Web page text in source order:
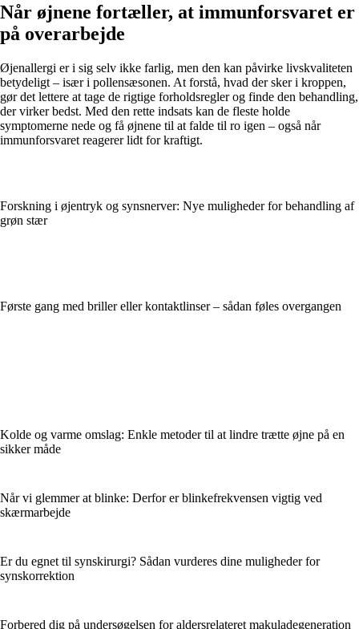
Når øjnene fortæller, at immunforsvaret er
på overarbejde
Øjenallergi er i sig selv ikke farlig, men den kan påvirke livskvaliteten
betydeligt – især i pollensæsonen. At forstå, hvad der sker i kroppen,
gør det lettere at tage de rigtige forholdsregler og finde den behandling,
der virker bedst. Med den rette indsats kan de fleste holde
symptomerne nede og få øjnene til at falde til ro igen – også når
immunforsvaret reagerer lidt for kraftigt.
Forskning i øjentryk og synsnerver: Nye muligheder for behandling af
grøn stær
Første gang med briller eller kontaktlinser – sådan føles overgangen
Kolde og varme omslag: Enkle metoder til at lindre trætte øjne på en
sikker måde
Når vi glemmer at blinke: Derfor er blinkefrekvensen vigtig ved
skærmarbejde
Er du egnet til synskirurgi? Sådan vurderes dine muligheder for
synskorrektion
Forbered dig på undersøgelsen for aldersrelateret makuladegeneration